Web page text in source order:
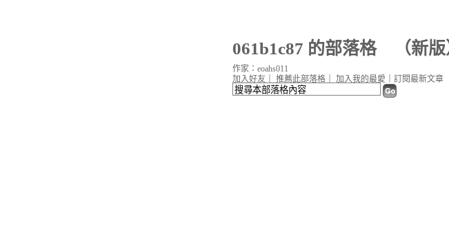
061b1c87 的部落格（新版
加入好友 推薦此部落格 加入我的最愛 訂閱最新文章
作家：eoahs011